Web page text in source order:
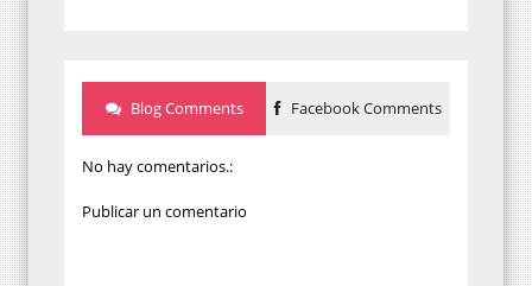
Blog Comments Facebook Comments
No hay comentarios.:
Publicar un comentario